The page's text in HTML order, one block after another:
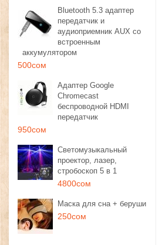
Bluetooth 5.3 адаптер
передатчик и
аудиоприемник AUX со
встроенным
аккумулятором
500сом
Адаптер Google
Chromecast
беспроводной HDMI
передатчик
950сом
Светомузыкальный
проектор, лазер,
стробоскоп 5 в 1
4800сом
Маска для сна + беруши
250сом